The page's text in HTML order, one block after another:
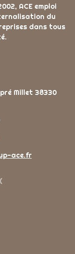
ACE emploi
du
dans tous
Millet 38330
ace.fr